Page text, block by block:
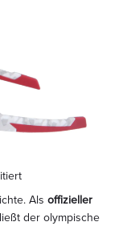
Als offizieller
der olympische